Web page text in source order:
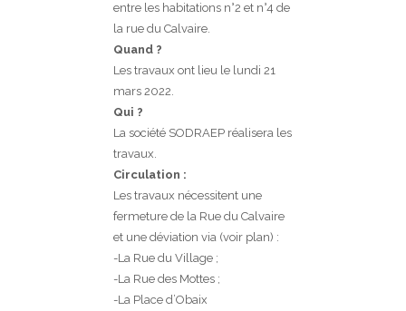
entre les habitations n°2 et n°4 de
la rue du Calvaire.
Quand ?
Les travaux ont lieu le lundi 21
mars 2022.
Qui ?
La société SODRAEP réalisera les
travaux.
Circulation :
Les travaux nécessitent une
fermeture de la Rue du Calvaire
et une déviation via (voir plan) :
-La Rue du Village ;
-La Rue des Mottes ;
-La Place d’Obaix